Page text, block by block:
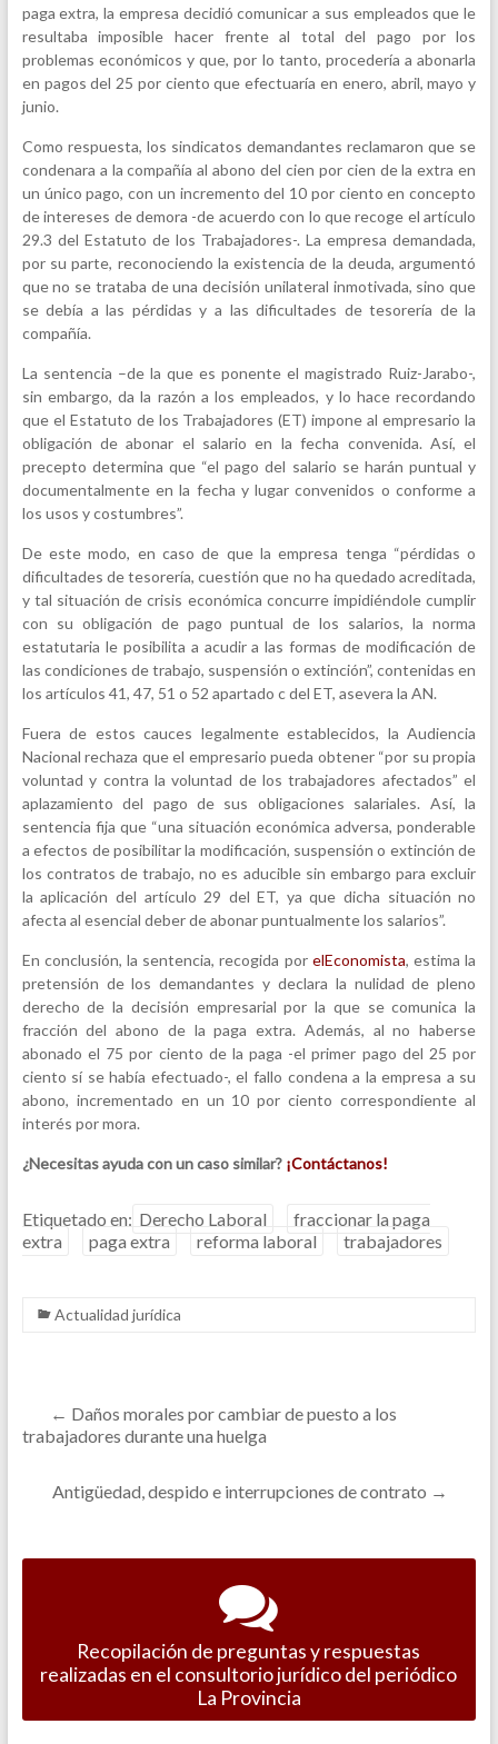
paga extra, la empresa decidió comunicar a sus empleados que le
resultaba imposible hacer frente al total del pago por los
problemas económicos y que, por lo tanto, procedería a abonarla
en pagos del 25 por ciento que efectuaría en enero, abril, mayo y
junio.
Como respuesta, los sindicatos demandantes reclamaron que se
condenara a la compañía al abono del cien por cien de la extra en
un único pago, con un incremento del 10 por ciento en concepto
de intereses de demora -de acuerdo con lo que recoge el artículo
29.3 del Estatuto de los Trabajadores-. La empresa demandada,
por su parte, reconociendo la existencia de la deuda, argumentó
que no se trataba de una decisión unilateral inmotivada, sino que
se debía a las pérdidas y a las dificultades de tesorería de la
compañía.
La sentencia –de la que es ponente el magistrado Ruiz-Jarabo-,
sin embargo, da la razón a los empleados, y lo hace recordando
que el Estatuto de los Trabajadores (ET) impone al empresario la
obligación de abonar el salario en la fecha convenida. Así, el
precepto determina que “el pago del salario se harán puntual y
documentalmente en la fecha y lugar convenidos o conforme a
los usos y costumbres”.
De este modo, en caso de que la empresa tenga “pérdidas o
dificultades de tesorería, cuestión que no ha quedado acreditada,
y tal situación de crisis económica concurre impidiéndole cumplir
con su obligación de pago puntual de los salarios, la norma
estatutaria le posibilita a acudir a las formas de modificación de
las condiciones de trabajo, suspensión o extinción”, contenidas en
los artículos 41, 47, 51 o 52 apartado c del ET, asevera la AN.
Fuera de estos cauces legalmente establecidos, la Audiencia
Nacional rechaza que el empresario pueda obtener “por su propia
voluntad y contra la voluntad de los trabajadores afectados” el
aplazamiento del pago de sus obligaciones salariales. Así, la
sentencia fija que “una situación económica adversa, ponderable
a efectos de posibilitar la modificación, suspensión o extinción de
los contratos de trabajo, no es aducible sin embargo para excluir
la aplicación del artículo 29 del ET, ya que dicha situación no
afecta al esencial deber de abonar puntualmente los salarios”.
En conclusión, la sentencia, recogida por elEconomista, estima la
pretensión de los demandantes y declara la nulidad de pleno
derecho de la decisión empresarial por la que se comunica la
fracción del abono de la paga extra. Además, al no haberse
abonado el 75 por ciento de la paga -el primer pago del 25 por
ciento sí se había efectuado-, el fallo condena a la empresa a su
abono, incrementado en un 10 por ciento correspondiente al
interés por mora.
¿Necesitas ayuda con un caso similar? ¡Contáctanos!
Etiquetado en: Derecho Laboral
fraccionar la paga
extra
paga extra reforma laboral trabajadores
Actualidad jurídica
← Daños morales por cambiar de puesto a los
trabajadores durante una huelga
Antigüedad, despido e interrupciones de contrato →
Recopilación de preguntas y respuestas
realizadas en el consultorio jurídico del periódico
La Provincia